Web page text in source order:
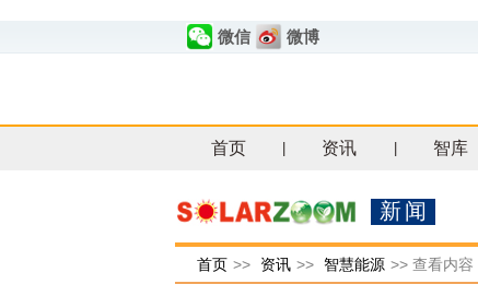
微信 微博
首页 资讯 智库
新闻
首页 >> 资讯 >> 智慧能源 >> 查看内容